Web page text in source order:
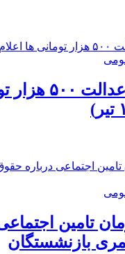
ارزش سهام
تامین
بازنشستگان